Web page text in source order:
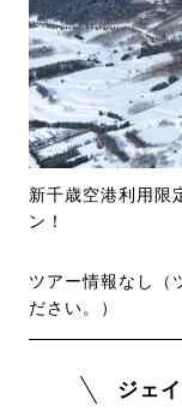
新千歳空港利用限
ン！
ツアー情報なし（
ださい。）
ジェ